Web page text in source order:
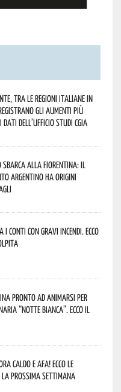
tra le regioni italiane in
gli aumenti più
dati dell’Ufficio studi CGIA
sbarca alla Fiorentina: il
argentino ha origini
conti con gravi incendi. Ecco
pronto ad animarsi per
“Notte Bianca”. Ecco il
caldo e afa! Ecco le
prossima settimana